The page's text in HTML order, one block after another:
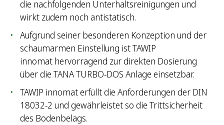
die nachfolgenden Unterhaltsreinigungen und
wirkt zudem noch antistatisch.
Aufgrund seiner besonderen Konzeption und der
schaumarmen Einstellung ist TAWIP
innomat hervorragend zur direkten Dosierung
über die TANA TURBO-DOS Anlage einsetzbar.
TAWIP innomat erfüllt die Anforderungen der DIN
18032-2 und gewährleistet so die Trittsicherheit
des Bodenbelags.